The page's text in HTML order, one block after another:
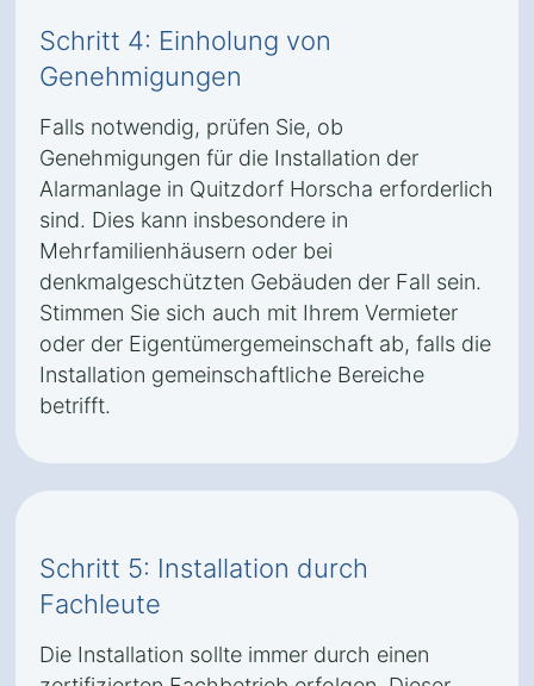
Schritt 4: Einholung von
Genehmigungen
Falls notwendig, prüfen Sie, ob
Genehmigungen für die Installation der
Alarmanlage in Quitzdorf Horscha erforderlich
sind. Dies kann insbesondere in
Mehrfamilienhäusern oder bei
denkmalgeschützten Gebäuden der Fall sein.
Stimmen Sie sich auch mit Ihrem Vermieter
oder der Eigentümergemeinschaft ab, falls die
Installation gemeinschaftliche Bereiche
betrifft.
Schritt 5: Installation durch
Fachleute
Die Installation sollte immer durch einen